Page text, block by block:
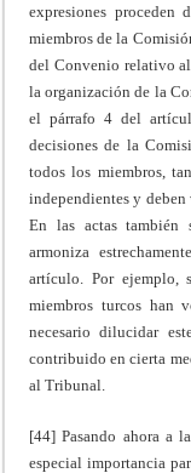
expresiones
miembros de la
del Convenio relativo
la organización de la
el párrafo 4 del
decisiones de la
todos los miembros,
independientes y
En las actas también
armoniza
artículo. Por ejemplo,
miembros turcos han
necesario dilucidar
contribuido en cierta
al Tribunal.
[44] Pasando ahora a
especial importancia